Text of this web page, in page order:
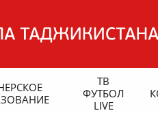
ТВ
ФУТБОЛ
LIVE